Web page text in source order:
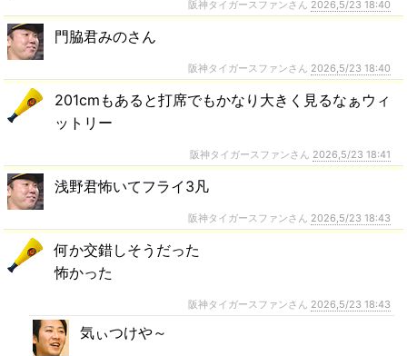
阪神タイガースファンさん 2026,5/23 18:40
門脇君みのさん
阪神タイガースファンさん 2026,5/23 18:40
201cmもあると打席でもかなり大きく見るなぁウィ
ットリー
阪神タイガースファンさん 2026,5/23 18:41
浅野君怖いてフライ3凡
阪神タイガースファンさん 2026,5/23 18:43
何か交錯しそうだった
怖かった
阪神タイガースファンさん 2026,5/23 18:43
気ぃつけや～